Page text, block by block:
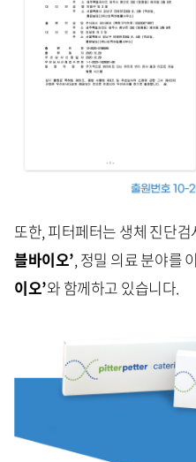
또한, 피터페터는 생체 진단
블바이오’, 정밀 의료 분야를
이오’와 함께하고 있습니다.